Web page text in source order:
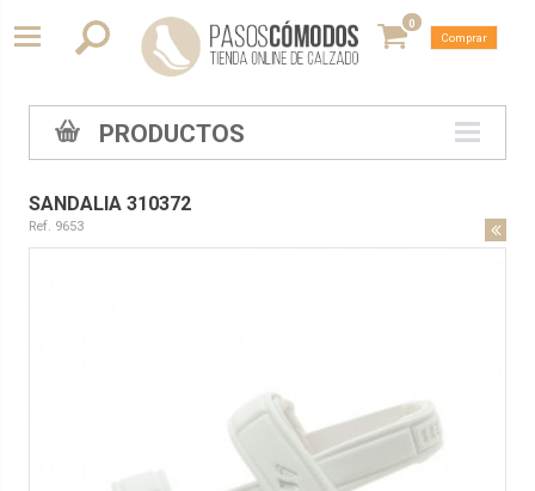
0
Comprar
PRODUCTOS
SANDALIA 310372
Ref. 9653